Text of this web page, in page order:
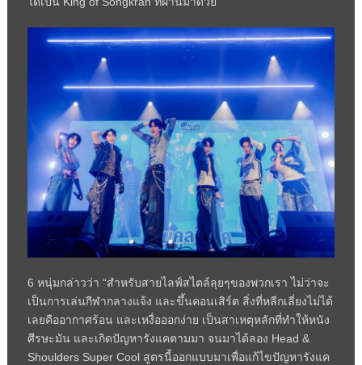
6 หนุ่มกล่าวว่า “สำหรับสายไลฟ์สไตล์ลุยๆของพวกเรา ไม่ว่าจะ
เป็นการเล่นกีฬากลางแจ้ง และขึ้นคอนเสิร์ต สิ่งที่หลีกเลี่ยงไม่ได้
เลยคืออากาศร้อน และเหงื่อออกง่าย เป็นสาเหตุหลักที่ทำให้หนัง
ศีรษะมัน และเกิดปัญหารังแคตามมา จนมาได้ลอง Head &
Shoulders Super Cool สูตรนี้ออกแบบมาเพื่อแก้ไขปัญหารังแค